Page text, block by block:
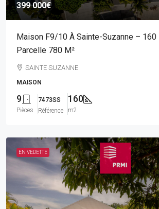
399 000€
Maison F9/10 À Sainte-Suzanne – 160
Parcelle 780 M²
SAINTE SUZANNE
MAISON
9
Pièces
7473SS
Référence
160
m2
EN VEDETTE